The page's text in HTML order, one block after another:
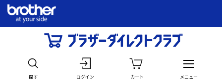
探す ログイン カート メニュー